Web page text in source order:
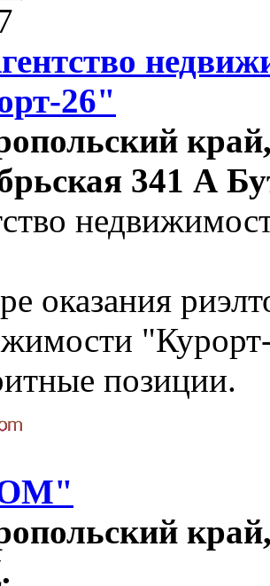
26"
341 А
оказания
позиции.